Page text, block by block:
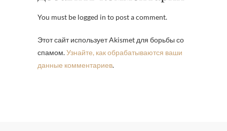
You must be logged in to post a comment.
Этот сайт использует Akismet для борьбы со
спамом.Узнайте, как обрабатываются ваши
данные комментариев.